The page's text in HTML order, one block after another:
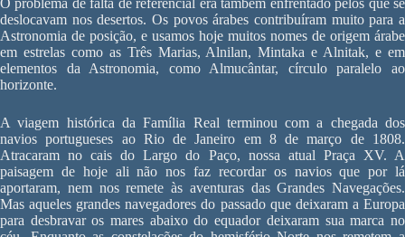
deslocavam nos desertos. Os povos árabes contribuíram muito para a
Astronomia de posição, e usamos hoje muitos nomes de origem árabe
em estrelas como as Três Marias, Alnilan, Mintaka e Alnitak, e em
elementos da Astronomia, como Almucântar, círculo paralelo ao
horizonte.
A viagem histórica da Família Real terminou com a chegada dos
navios portugueses ao Rio de Janeiro em 8 de março de 1808.
Atracaram no cais do Largo do Paço, nossa atual Praça XV. A
paisagem de hoje ali não nos faz recordar os navios que por lá
aportaram, nem nos remete às aventuras das Grandes Navegações.
Mas aqueles grandes navegadores do passado que deixaram a Europa
para desbravar os mares abaixo do equador deixaram sua marca no